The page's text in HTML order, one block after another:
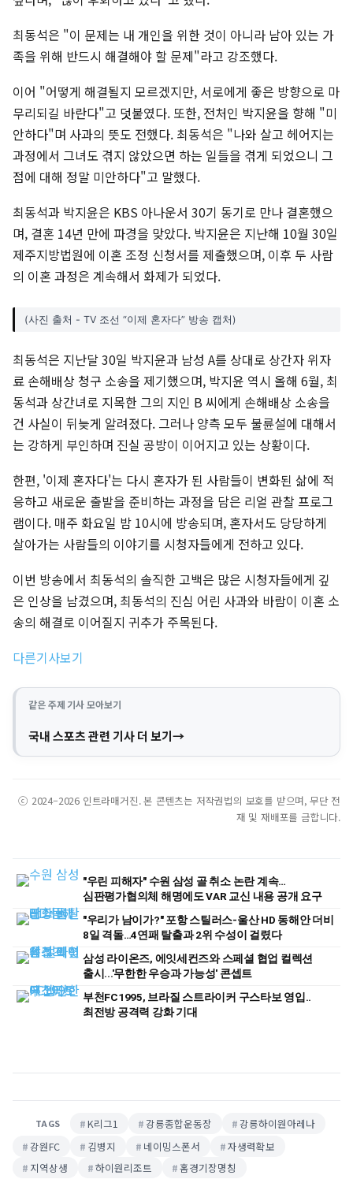
최동석은 "이 문제는 내 개인을 위한 것이 아니라 남아 있는 가
족을 위해 반드시 해결해야 할 문제"라고 강조했다.
이어 "어떻게 해결될지 모르겠지만, 서로에게 좋은 방향으로 마
무리되길 바란다"고 덧붙였다. 또한, 전처인 박지윤을 향해 "미
안하다"며 사과의 뜻도 전했다. 최동석은 "나와 살고 헤어지는
과정에서 그녀도 겪지 않았으면 하는 일들을 겪게 되었으니 그
점에 대해 정말 미안하다"고 말했다.
최동석과 박지윤은 KBS 아나운서 30기 동기로 만나 결혼했으
며, 결혼 14년 만에 파경을 맞았다. 박지윤은 지난해 10월 30일
제주지방법원에 이혼 조정 신청서를 제출했으며, 이후 두 사람
의 이혼 과정은 계속해서 화제가 되었다.
(사진 출처 - TV 조선 “이제 혼자다” 방송 캡처)
최동석은 지난달 30일 박지윤과 남성 A를 상대로 상간자 위자
료 손해배상 청구 소송을 제기했으며, 박지윤 역시 올해 6월, 최
동석과 상간녀로 지목한 그의 지인 B 씨에게 손해배상 소송을
건 사실이 뒤늦게 알려졌다. 그러나 양측 모두 불륜설에 대해서
는 강하게 부인하며 진실 공방이 이어지고 있는 상황이다.
한편, '이제 혼자다'는 다시 혼자가 된 사람들이 변화된 삶에 적
응하고 새로운 출발을 준비하는 과정을 담은 리얼 관찰 프로그
램이다. 매주 화요일 밤 10시에 방송되며, 혼자서도 당당하게
살아가는 사람들의 이야기를 시청자들에게 전하고 있다.
이번 방송에서 최동석의 솔직한 고백은 많은 시청자들에게 깊
은 인상을 남겼으며, 최동석의 진심 어린 사과와 바람이 이혼 소
송의 해결로 이어질지 귀추가 주목된다.
다른기사보기
같은 주제 기사 모아보기
국내 스포츠 관련 기사 더 보기
ⓒ 2024–2026 인트라매거진. 본 콘텐츠는 저작권법의 보호를 받으며, 무단 전
재 및 재배포를 금합니다.
"우린 피해자" 수원 삼성 골 취소 논란 계속…
심판평가협의체 해명에도 VAR 교신 내용 공개 요구
"우리가 남이가?" 포항 스틸러스-울산 HD 동해안 더비
8일 격돌…4연패 탈출과 2위 수성이 걸렸다
삼성 라이온즈, 에잇세컨즈와 스페셜 협업 컬렉션
출시...'무한한 우승과 가능성' 콘셉트
부천FC1995, 브라질 스트라이커 구스타보 영입..
최전방 공격력 강화 기대
TAGS K리그1 강릉종합운동장
강릉하이원아레나
강원FC
김병지 네이밍스폰서
자생력확보
지역상생
하이원리조트 홈경기장명칭